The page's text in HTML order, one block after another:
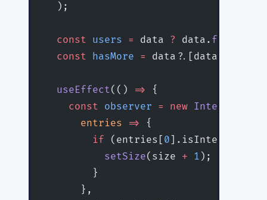
  );
  const
users = data ? data. flatMap
  const
hasMore = data?.[data.
  useEffect
(() => {
    const
observer = new
      entries
=> {
        if
(entries[ 0
          setSize
(size + 1 );
        }
      },